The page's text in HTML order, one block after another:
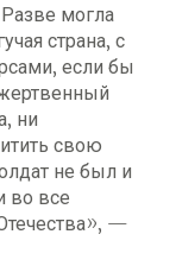
могла
страна, с
если бы
ни
свою
не был и
во все
—